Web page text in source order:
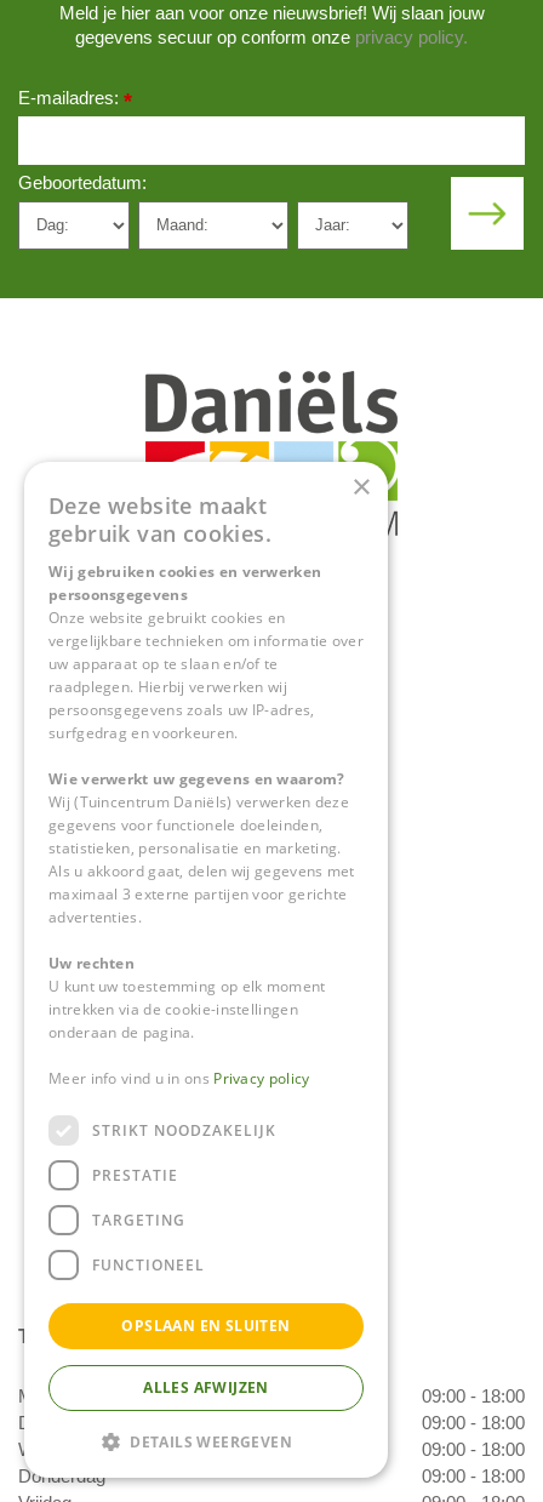
Meld je hier aan voor onze nieuwsbrief! Wij slaan jouw
gegevens secuur op conform onze privacy policy.
E-mailadres: *
Geboortedatum:
Tuincentrum Daniels
Tuinplanten
Barbecues
Interieur
Indoor speeltuin
Tuinmeubels
Plantengids
Tuincentrum Daniëls
Herkenbosserweg 4
6063 NL Vlodrop
0475-534298
info@tuincentrumdaniels.nl
Tuincentrum Daniëls
Maandag
09:00 - 18:00
Dinsdag
09:00 - 18:00
Woensdag
09:00 - 18:00
Donderdag
09:00 - 18:00
×
Deze website maakt
gebruik van cookies.
Wij gebruiken cookies en verwerken
persoonsgegevens
Onze website gebruikt cookies en
vergelijkbare technieken om informatie over
uw apparaat op te slaan en/of te
raadplegen. Hierbij verwerken wij
persoonsgegevens zoals uw IP-adres,
surfgedrag en voorkeuren.
Wie verwerkt uw gegevens en waarom?
Wij (Tuincentrum Daniëls) verwerken deze
gegevens voor functionele doeleinden,
statistieken, personalisatie en marketing.
Als u akkoord gaat, delen wij gegevens met
maximaal 3 externe partijen voor gerichte
advertenties.
Uw rechten
U kunt uw toestemming op elk moment
intrekken via de cookie-instellingen
onderaan de pagina.
Meer info vind u in ons Privacy policy
STRIKT NOODZAKELIJK
PRESTATIE
TARGETING
FUNCTIONEEL
OPSLAAN EN SLUITEN
ALLES AFWIJZEN
DETAILS WEERGEVEN